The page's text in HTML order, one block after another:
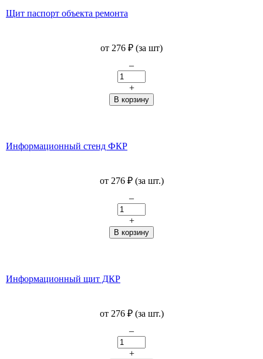
Щит паспорт объекта ремонта
от 276 ₽ (за шт)
–
+
Информационный стенд ФКР
от 276 ₽ (за шт.)
–
+
Информационный щит ДКР
от 276 ₽ (за шт.)
–
+